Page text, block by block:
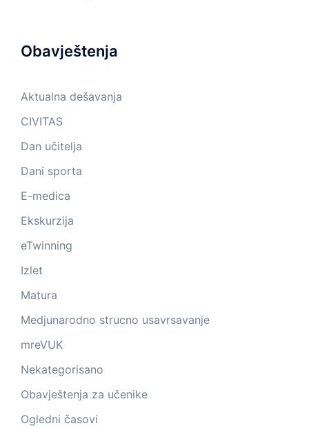
Obavještenja
Aktualna dešavanja
CIVITAS
Dan učitelja
Dani sporta
E-medica
Ekskurzija
eTwinning
Izlet
Matura
Medjunarodno strucno usavrsavanje
mreVUK
Nekategorisano
Obavještenja za učenike
Ogledni časovi